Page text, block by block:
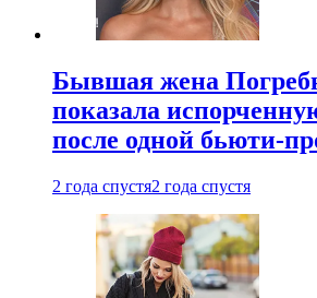
Бывшая жена
показала
после одной бьюти-
2 года спустя2 года спустя